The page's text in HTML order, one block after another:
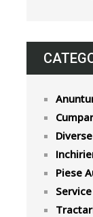
Diverse
Piese